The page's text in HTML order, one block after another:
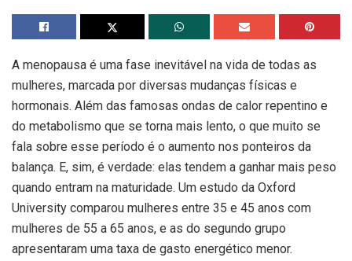
A menopausa é uma fase inevitável na vida de todas as
mulheres, marcada por diversas mudanças físicas e
hormonais. Além das famosas ondas de calor repentino e
do metabolismo que se torna mais lento, o que muito se
fala sobre esse período é o aumento nos ponteiros da
balança. E, sim, é verdade: elas tendem a ganhar mais peso
quando entram na maturidade. Um estudo da Oxford
University comparou mulheres entre 35 e 45 anos com
mulheres de 55 a 65 anos, e as do segundo grupo
apresentaram uma taxa de gasto energético menor.